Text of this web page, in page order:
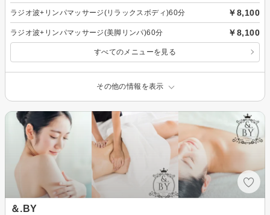
ラジオ波+リンパマッサージ(リラックスボディ)60分 ￥8,100
ラジオ波+リンパマッサージ(美脚リンパ)60分 ￥8,100
すべてのメニューを見る
その他の情報を表示
＆.BY